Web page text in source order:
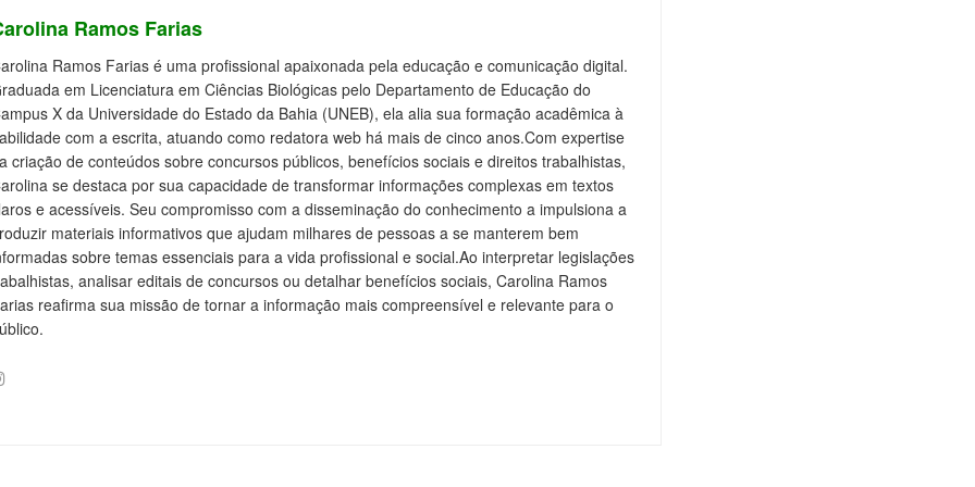
Ramos Farias
Ramos Farias é uma profissional apaixonada pela educação e comunicação digital.
em Licenciatura em Ciências Biológicas pelo Departamento de Educação do
X da Universidade do Estado da Bahia (UNEB), ela alia sua formação acadêmica à
com a escrita, atuando como redatora web há mais de cinco anos.Com expertise
criação de conteúdos sobre concursos públicos, benefícios sociais e direitos trabalhistas,
se destaca por sua capacidade de transformar informações complexas em textos
e acessíveis. Seu compromisso com a disseminação do conhecimento a impulsiona a
materiais informativos que ajudam milhares de pessoas a se manterem bem
sobre temas essenciais para a vida profissional e social.Ao interpretar legislações
analisar editais de concursos ou detalhar benefícios sociais, Carolina Ramos
reafirma sua missão de tornar a informação mais compreensível e relevante para o